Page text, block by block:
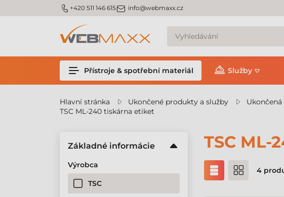
m_phone +420 511 146 615m_email info@webmaxx.cz
Přístroje & spotřební materiál Služby
Hlavní stránka Ukončené produkty a služby
TSC ML-240 tiskárna etiket
TSC ML-
4
Základné informácie
Výrobca
TSC